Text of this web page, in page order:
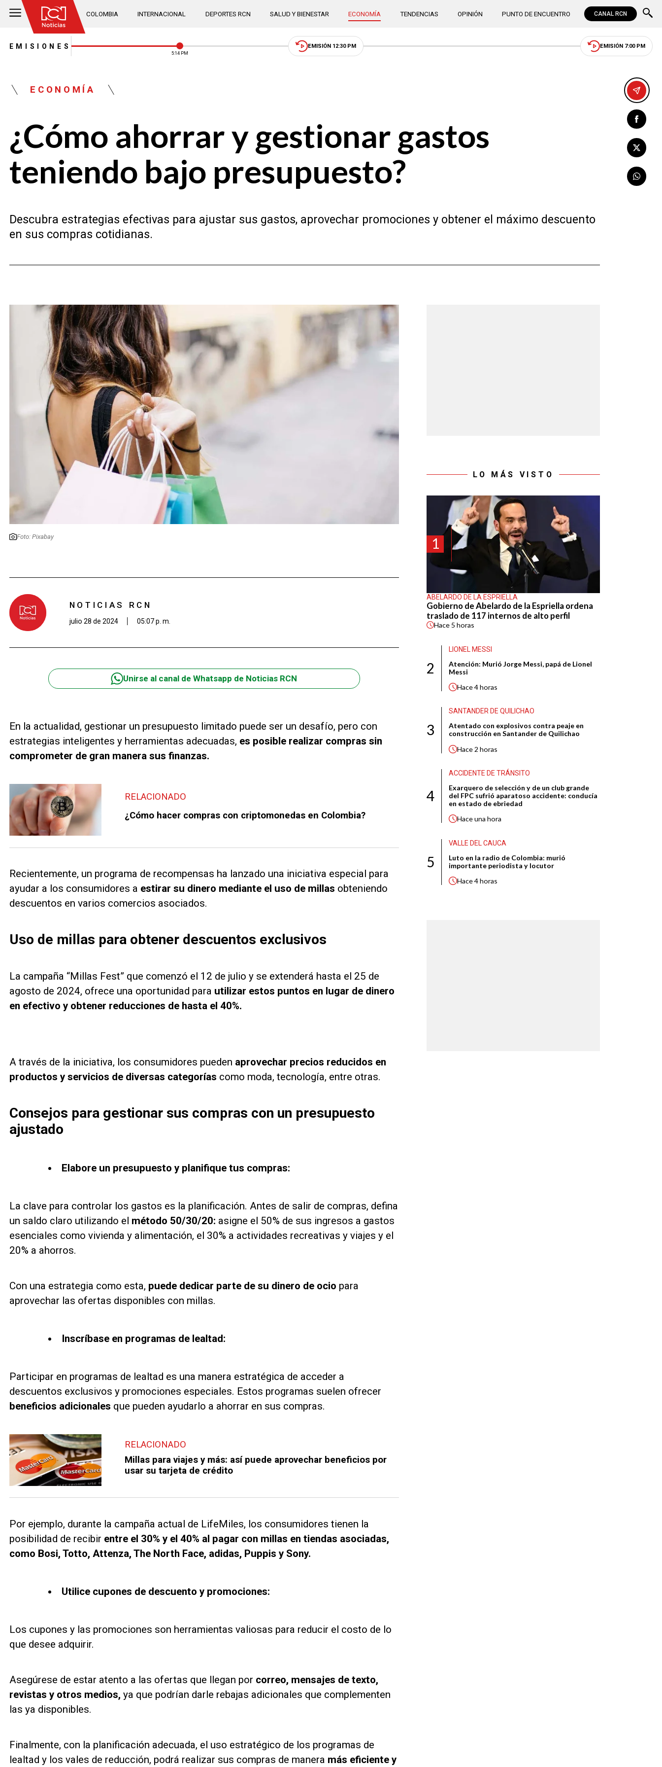
COLOMBIA INTERNACIONAL DEPORTES RCN SALUD Y BIENESTAR ECONOMÍA TENDENCIAS OPINIÓN PUNTO DE ENCUENTRO CANAL RCN
EMISIONES
5:14 PM
EMISIÓN 12:30 PM EMISIÓN 7:00 PM
ECONOMÍA
¿Cómo ahorrar y gestionar gastos
teniendo bajo presupuesto?
Descubra estrategias efectivas para ajustar sus gastos, aprovechar promociones y obtener el máximo descuento
en sus compras cotidianas.
Foto: Pixabay
NOTICIAS RCN
julio 28 de 2024 05:07 p. m.
Unirse al canal de Whatsapp de Noticias RCN
En la actualidad, gestionar un presupuesto limitado puede ser un desafío, pero con
estrategias inteligentes y herramientas adecuadas, es posible realizar compras sin
comprometer de gran manera sus finanzas.
RELACIONADO
¿Cómo hacer compras con criptomonedas en Colombia?
Recientemente, un programa de recompensas ha lanzado una iniciativa especial para
ayudar a los consumidores a estirar su dinero mediante el uso de millas obteniendo
descuentos en varios comercios asociados.
Uso de millas para obtener descuentos exclusivos
La campaña “Millas Fest” que comenzó el 12 de julio y se extenderá hasta el 25 de
agosto de 2024, ofrece una oportunidad para utilizar estos puntos en lugar de dinero
en efectivo y obtener reducciones de hasta el 40%.
A través de la iniciativa, los consumidores pueden aprovechar precios reducidos en
productos y servicios de diversas categorías como moda, tecnología, entre otras.
Consejos para gestionar sus compras con un presupuesto
ajustado
Elabore un presupuesto y planifique tus compras:
La clave para controlar los gastos es la planificación. Antes de salir de compras, defina
un saldo claro utilizando el método 50/30/20: asigne el 50% de sus ingresos a gastos
esenciales como vivienda y alimentación, el 30% a actividades recreativas y viajes y el
20% a ahorros.
Con una estrategia como esta, puede dedicar parte de su dinero de ocio para
aprovechar las ofertas disponibles con millas.
Inscríbase en programas de lealtad:
Participar en programas de lealtad es una manera estratégica de acceder a
descuentos exclusivos y promociones especiales. Estos programas suelen ofrecer
beneficios adicionales que pueden ayudarlo a ahorrar en sus compras.
RELACIONADO
Millas para viajes y más: así puede aprovechar beneficios por
usar su tarjeta de crédito
Por ejemplo, durante la campaña actual de LifeMiles, los consumidores tienen la
posibilidad de recibir entre el 30% y el 40% al pagar con millas en tiendas asociadas,
como Bosi, Totto, Attenza, The North Face, adidas, Puppis y Sony.
Utilice cupones de descuento y promociones:
Los cupones y las promociones son herramientas valiosas para reducir el costo de lo
que desee adquirir.
Asegúrese de estar atento a las ofertas que llegan por correo, mensajes de texto,
revistas y otros medios, ya que podrían darle rebajas adicionales que complementen
las ya disponibles.
Finalmente, con la planificación adecuada, el uso estratégico de los programas de
lealtad y los vales de reducción, podrá realizar sus compras de manera más eficiente y
LO MÁS VISTO
1
ABELARDO DE LA ESPRIELLA
Gobierno de Abelardo de la Espriella ordena
traslado de 117 internos de alto perfil
Hace 5 horas
2
LIONEL MESSI
Atención: Murió Jorge Messi, papá de Lionel
Messi
Hace4 horas
3
SANTANDER DE QUILICHAO
Atentado con explosivos contra peaje en
construcción en Santander de Quilichao
Hace2 horas
4
ACCIDENTE DE TRÁNSITO
Exarquero de selección y de un club grande
del FPC sufrió aparatoso accidente: conducía
en estado de ebriedad
Haceuna hora
5
VALLE DEL CAUCA
Luto en la radio de Colombia: murió
importante periodista y locutor
Hace4 horas